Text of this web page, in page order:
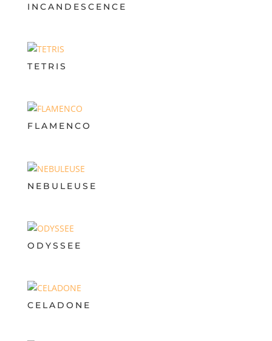
INCANDESCENCE
TETRIS
FLAMENCO
NEBULEUSE
ODYSSEE
CELADONE